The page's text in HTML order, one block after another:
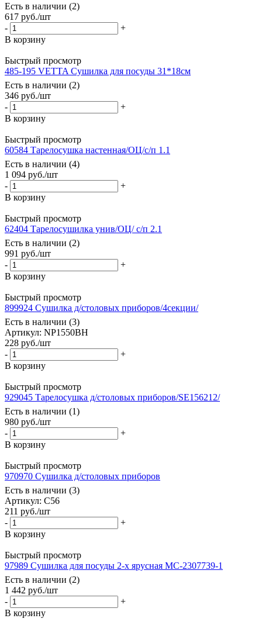
Есть в наличии (2)
617 руб./шт
-
+
В корзину
Быстрый просмотр
485-195 VETTA Сушилка для посуды 31*18см
Есть в наличии (2)
346 руб./шт
-
+
В корзину
Быстрый просмотр
60584 Тарелосушка настенная/ОЦ/с/п 1.1
Есть в наличии (4)
1 094 руб./шт
-
+
В корзину
Быстрый просмотр
62404 Тарелосушилка унив/ОЦ/ с/п 2.1
Есть в наличии (2)
991 руб./шт
-
+
В корзину
Быстрый просмотр
899924 Сушилка д/столовых приборов/4секции/
Есть в наличии (3)
Артикул: NP1550BH
228 руб./шт
-
+
В корзину
Быстрый просмотр
929045 Тарелосушка д/столовых приборов/SE156212/
Есть в наличии (1)
980 руб./шт
-
+
В корзину
Быстрый просмотр
970970 Сушилка д/столовых приборов
Есть в наличии (3)
Артикул: С56
211 руб./шт
-
+
В корзину
Быстрый просмотр
97989 Сушилка для посуды 2-х ярусная МС-2307739-1
Есть в наличии (2)
1 442 руб./шт
-
+
В корзину